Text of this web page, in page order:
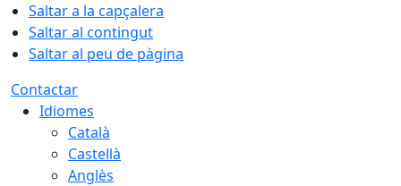
Saltar a la capçalera
Saltar al contingut
Saltar al peu de pàgina
Contactar
Idiomes
Català
Castellà
Anglès